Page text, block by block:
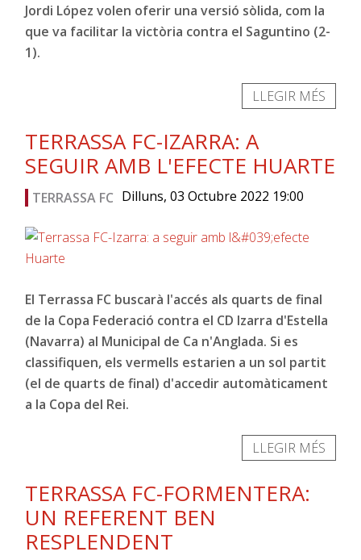
Jordi López volen oferir una versió sòlida, com la
que va facilitar la victòria contra el Saguntino (2-
1).
LLEGIR MÉS
TERRASSA FC-IZARRA: A
SEGUIR AMB L'EFECTE HUARTE
TERRASSA FC Dilluns, 03 Octubre 2022 19:00
El Terrassa FC buscarà l'accés als quarts de final
de la Copa Federació contra el CD Izarra d'Estella
(Navarra) al Municipal de Ca n'Anglada. Si es
classifiquen, els vermells estarien a un sol partit
(el de quarts de final) d'accedir automàticament
a la Copa del Rei.
LLEGIR MÉS
TERRASSA FC-FORMENTERA:
UN REFERENT BEN
RESPLENDENT